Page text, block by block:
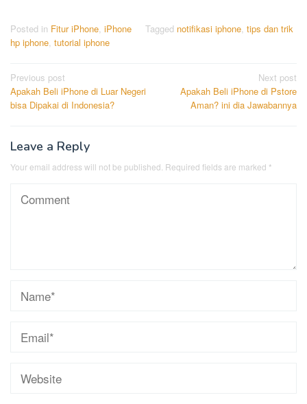
Posted in Fitur iPhone, iPhone Tagged notifikasi iphone, tips dan trik
hp iphone, tutorial iphone
Post
navigation
Previous post
Apakah Beli iPhone di Luar Negeri
bisa Dipakai di Indonesia?
Next post
Apakah Beli iPhone di Pstore
Aman? ini dia Jawabannya
Leave a Reply
Your email address will not be published. Required fields are marked *